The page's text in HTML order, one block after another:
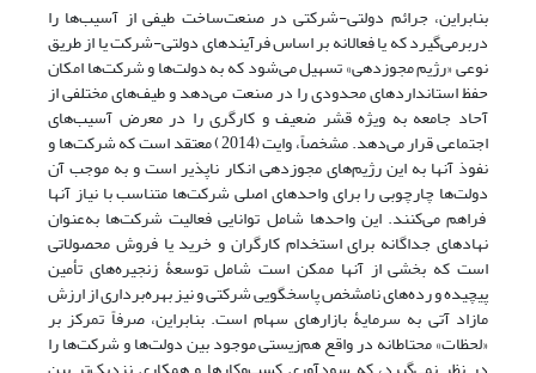
بنابراین، جرائم دولتی-شرکتی در صنعت‌ساخت‌ طیفی از آسیب‌‌‌ها را
دربرمی‌گیرد که یا فعالانه بر اساس فرآیندهای دولتی-شرکت یا از طریق
نوعی «رژیم مجوزدهی» تسهیل می‌‌‌شود که به دولت‌‌‌ها و شرکت‌‌‌ها امکان
حفظ استانداردهای محدودی را در صنعت می‌‌‌دهد و طیف‌های مختلفی از
آحاد جامعه به ویژه قشر ضعیف و کارگری را در معرض آسیب‌‌‌های
اجتماعی قرار می‌‌‌دهد. مشخصاً، وایت (2014) معتقد است که شرکت‌ها و
نفوذ آنها به این رژیم‌های مجوزدهی انکار ناپذیر است و به موجب آن
دولت‌ها چارچوبی را برای واحدهای اصلی شرکت‌‌‌ها متناسب با نیاز آنها
فراهم می‌کنند. این واحدها شامل توانایی فعالیت شرکت‌‌‌ها به‌عنوان
نهادهای جداگانه برای استخدام کارگران و خرید یا فروش محصولاتی
است که بخشی از آنها ممکن است شامل توسعۀ زنجیره‌‌‌های تأمین
پیچیده و رده‌‌‌های نامشخص پاسخگویی شرکتی و نیز بهره‌برداری از ارزش
مازاد آتی به سرمایۀ بازارهای سهام است. بنابراین، صرفاً تمرکز بر
«لحظات» محتاطانه در واقع هم‌زیستی موجود بین دولت‌ها و شرکت‌ها را